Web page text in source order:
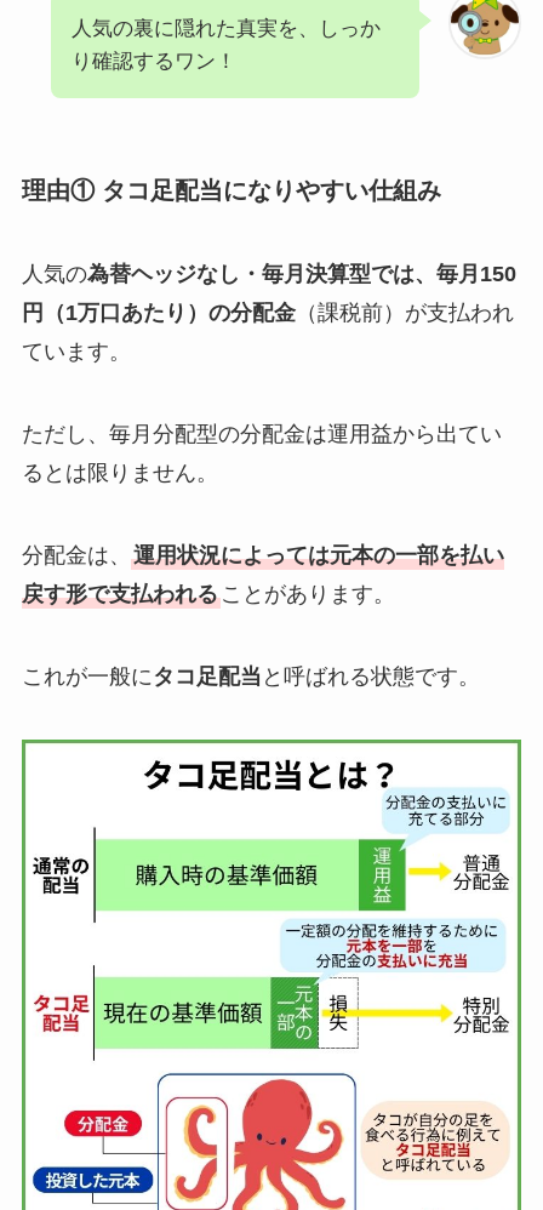
人気の裏に隠れた真実を、しっか
り確認するワン！
理由① タコ足配当になりやすい仕組み
人気の為替ヘッジなし・毎月決算型では、毎月150
円（1万口あたり）の分配金（課税前）が支払われ
ています。
ただし、毎月分配型の分配金は運用益から出てい
るとは限りません。
分配金は、 運用状況によっては元本の一部を払い
戻す形で支払われることがあります。
これが一般に タコ足配当 と呼ばれる状態です。